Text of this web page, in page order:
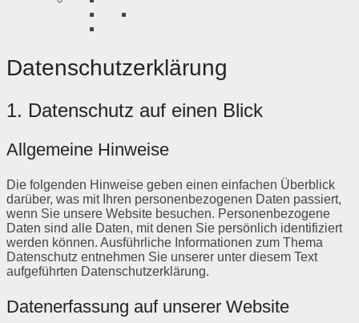
Datenschutzerklärung
1. Datenschutz auf einen Blick
Allgemeine Hinweise
Die folgenden Hinweise geben einen einfachen Überblick
darüber, was mit Ihren personenbezogenen Daten passiert,
wenn Sie unsere Website besuchen. Personenbezogene
Daten sind alle Daten, mit denen Sie persönlich identifiziert
werden können. Ausführliche Informationen zum Thema
Datenschutz entnehmen Sie unserer unter diesem Text
aufgeführten Datenschutzerklärung.
Datenerfassung auf unserer Website